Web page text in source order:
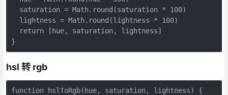
  saturation = Math.round(saturation * 100)
  lightness = Math.round(lightness * 100)
  return [hue, saturation, lightness]
hsl 转 rgb
function hslToRgb(hue, saturation, lightness) {